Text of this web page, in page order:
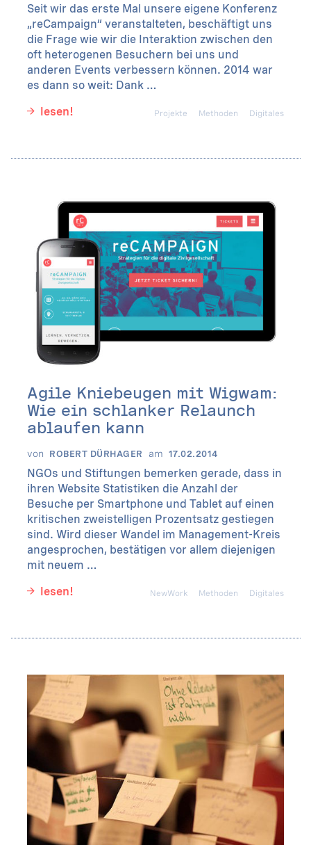
Seit wir das erste Mal unsere eigene Konferenz
„reCampaign“ veranstalteten, beschäftigt uns
die Frage wie wir die Interaktion zwischen den
oft heterogenen Besuchern bei uns und
anderen Events verbessern können. 2014 war
es dann so weit: Dank …
lesen!
Digitales
Methoden
Projekte
Agile Kniebeugen mit Wigwam:
Wie ein schlanker Relaunch
ablaufen kann
von ROBERT DÜRHAGER am 17.02.2014
NGOs und Stiftungen bemerken gerade, dass in
ihren Website Statistiken die Anzahl der
Besuche per Smartphone und Tablet auf einen
kritischen zweistelligen Prozentsatz gestiegen
sind. Wird dieser Wandel im Management-Kreis
angesprochen, bestätigen vor allem diejenigen
mit neuem …
lesen!
Digitales
Methoden
NewWork